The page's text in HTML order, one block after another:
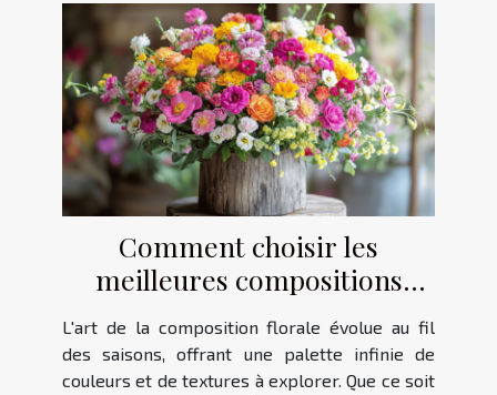
Comment choisir les
meilleures compositions
florales pour chaque saison ?
L'art de la composition florale évolue au fil
des saisons, offrant une palette infinie de
couleurs et de textures à explorer. Que ce soit